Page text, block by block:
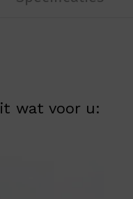
wat voor u: